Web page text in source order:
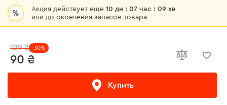
% Акция действует еще10 дн : 07 час : 09 хв
или до окончения запасов товара
90 ₴
129 ₴ -30%
Купить